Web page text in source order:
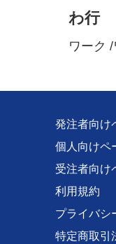
わ行
ワーク
発注者向け
個人向けペ
受注者向け
利用規約
プライバシ
特定商取引